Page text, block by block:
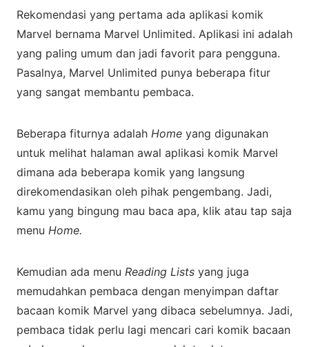
Rekomendasi yang pertama ada aplikasi komik
Marvel bernama Marvel Unlimited. Aplikasi ini adalah
yang paling umum dan jadi favorit para pengguna.
Pasalnya, Marvel Unlimited punya beberapa fitur
yang sangat membantu pembaca.
Beberapa fiturnya adalah Home yang digunakan
untuk melihat halaman awal aplikasi komik Marvel
dimana ada beberapa komik yang langsung
direkomendasikan oleh pihak pengembang. Jadi,
kamu yang bingung mau baca apa, klik atau tap saja
menu Home.
Kemudian ada menu Reading Lists yang juga
memudahkan pembaca dengan menyimpan daftar
bacaan komik Marvel yang dibaca sebelumnya. Jadi,
pembaca tidak perlu lagi mencari cari komik bacaan